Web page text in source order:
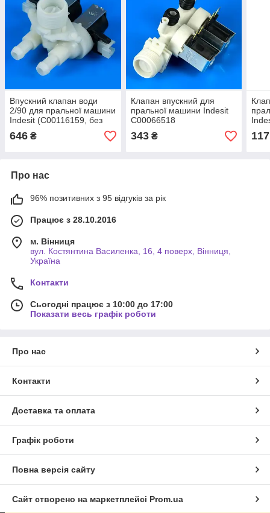
Впускний клапан води
2/90 для пральної машини
Indesit (C00116159, без
паковання)
646 ₴
Клапан впускний для
пральної машини Indesit
C00066518
343₴ 117
Про нас
96% позитивних з 95 відгуків за рік
Працює з 28.10.2016
м. Вінниця
вул. Костянтина Василенка, 16, 4 поверх, Вінниця,
Україна
Контакти
Сьогодні працює з 10:00 до 17:00
Показати весь графік роботи
Про нас
Контакти
Доставка та оплата
Графік роботи
Повна версія сайту
Сайт створено на маркетплейсі Prom.ua